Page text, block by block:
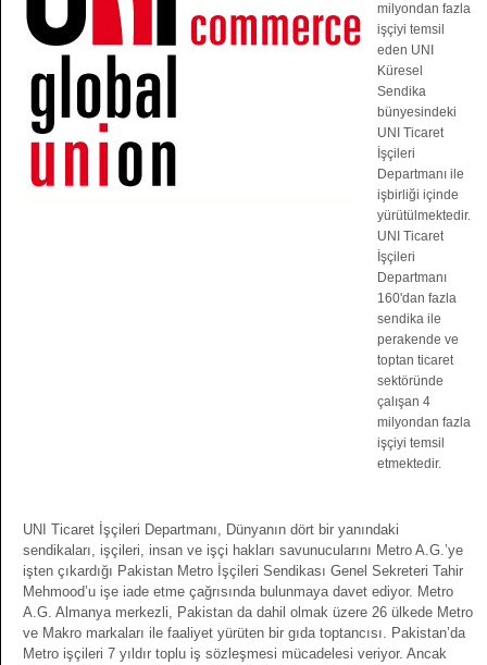
milyondan fazla
işçiyi temsil
eden UNI
Küresel
Sendika
bünyesindeki
UNI Ticaret
İşçileri
Departmanı ile
işbirliği içinde
yürütülmektedir.
UNI Ticaret
İşçileri
Departmanı
160'dan fazla
sendika ile
perakende ve
toptan ticaret
sektöründe
çalışan 4
milyondan fazla
işçiyi temsil
etmektedir.
UNI Ticaret İşçileri Departmanı, Dünyanın dört bir yanındaki
sendikaları, işçileri, insan ve işçi hakları savunucularını Metro A.G.’ye
işten çıkardığı Pakistan Metro İşçileri Sendikası Genel Sekreteri Tahir
Mehmood’u işe iade etme çağrısında bulunmaya davet ediyor. Metro
A.G. Almanya merkezli, Pakistan da dahil olmak üzere 26 ülkede Metro
ve Makro markaları ile faaliyet yürüten bir gıda toptancısı. Pakistan’da
Metro işçileri 7 yıldır toplu iş sözleşmesi mücadelesi veriyor. Ancak